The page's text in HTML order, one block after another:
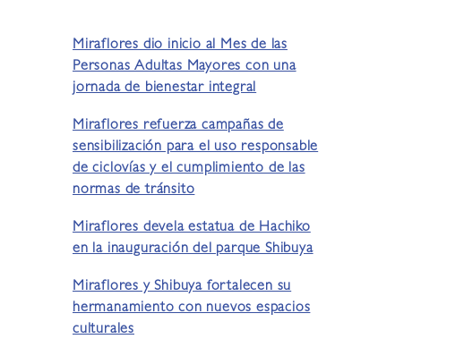
Miraflores dio inicio al Mes de las
Personas Adultas Mayores con una
jornada de bienestar integral
Miraflores refuerza campañas de
sensibilización para el uso responsable
de ciclovías y el cumplimiento de las
normas de tránsito
Miraflores devela estatua de Hachiko
en la inauguración del parque Shibuya
Miraflores y Shibuya fortalecen su
hermanamiento con nuevos espacios
culturales